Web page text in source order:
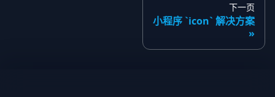
下一页
小程序 `icon` 解决方案